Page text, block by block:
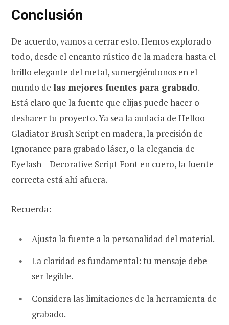
Conclusión
De acuerdo, vamos a cerrar esto. Hemos explorado
todo, desde el encanto rústico de la madera hasta el
brillo elegante del metal, sumergiéndonos en el
mundo de las mejores fuentes para grabado.
Está claro que la fuente que elijas puede hacer o
deshacer tu proyecto. Ya sea la audacia de Helloo
Gladiator Brush Script en madera, la precisión de
Ignorance para grabado láser, o la elegancia de
Eyelash – Decorative Script Font en cuero, la fuente
correcta está ahí afuera.
Recuerda:
Ajusta la fuente a la personalidad del material.
La claridad es fundamental: tu mensaje debe
ser legible.
Considera las limitaciones de la herramienta de
grabado.